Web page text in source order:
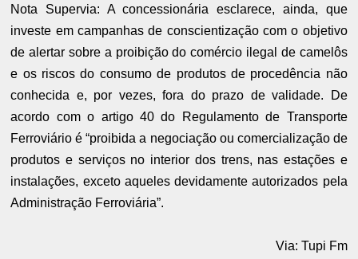
Nota Supervia: A concessionária esclarece, ainda, que
investe em campanhas de conscientização com o objetivo
de alertar sobre a proibição do comércio ilegal de camelôs
e os riscos do consumo de produtos de procedência não
conhecida e, por vezes, fora do prazo de validade. De
acordo com o artigo 40 do Regulamento de Transporte
Ferroviário é “proibida a negociação ou comercialização de
produtos e serviços no interior dos trens, nas estações e
instalações, exceto aqueles devidamente autorizados pela
Administração Ferroviária”.
Via: Tupi Fm